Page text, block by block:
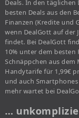
Deals. In den
besten Deals aus den
Finanzen (Kredite und
wenn DealGott auf der
findet. Bei DealGott
10% unter dem besten
Schnäppchen aus
Handytarife für 1,99€
und auch
mehr wartet bei
…